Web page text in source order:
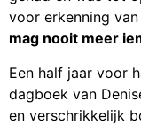
voor erkenning
mag nooit meer
Een half jaar voor
dagboek van
en verschrikkelijk